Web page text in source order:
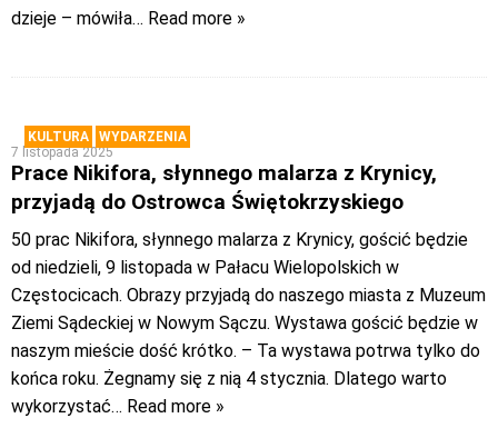
dzieje – mówiła… Read more »
KULTURA
WYDARZENIA
7 listopada 2025
Prace Nikifora, słynnego malarza z Krynicy,
przyjadą do Ostrowca Świętokrzyskiego
50 prac Nikifora, słynnego malarza z Krynicy, gościć będzie
od niedzieli, 9 listopada w Pałacu Wielopolskich w
Częstocicach. Obrazy przyjadą do naszego miasta z Muzeum
Ziemi Sądeckiej w Nowym Sączu. Wystawa gościć będzie w
naszym mieście dość krótko. – Ta wystawa potrwa tylko do
końca roku. Żegnamy się z nią 4 stycznia. Dlatego warto
wykorzystać… Read more »